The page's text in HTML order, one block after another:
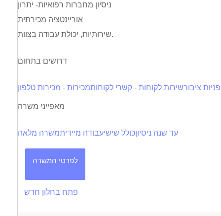
ניסיון מחברות רפואיות- יתרון
אוריינטציה מכירתית
שירותיות, יכולת עבודה בצוות.
דרושים בתחום
ציבורשירות לקוחות - קשרי לקוחותמכירות - מכירות טלפון
מאפייני משרה
עד שנה ניסיוןכולל שישיעבודה מיידיתמשרה מלאה
לפרטי המשרה
פתח בחלון חדש